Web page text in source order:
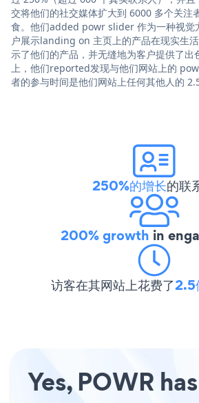
交将他们的社交媒体扩大到 6000 多个关注
食。他们added powr slider 作为一种视觉
户展示landing on 主页上的产品在现实生
示了他们的产品，并无缝地为客户提供了出
上，他们reported发现与他们网站上的
者的参与时间是他们网站上任何其他人的 2.5
250%的增长的联
200% growth in
访客在其网站上花费了2.5
Yes, POWR